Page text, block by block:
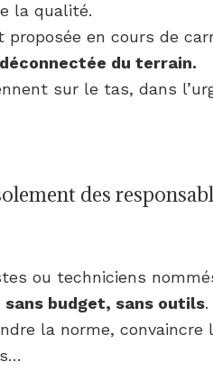
la qualité.
proposée en cours de
du terrain.
sur le tas, dans
des
ou techniciens
sans budget, sans outils.
la norme, convaincre